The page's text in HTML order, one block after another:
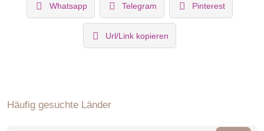
Whatsapp Telegram Pinterest
Url/Link kopieren
Häufig gesuchte Länder